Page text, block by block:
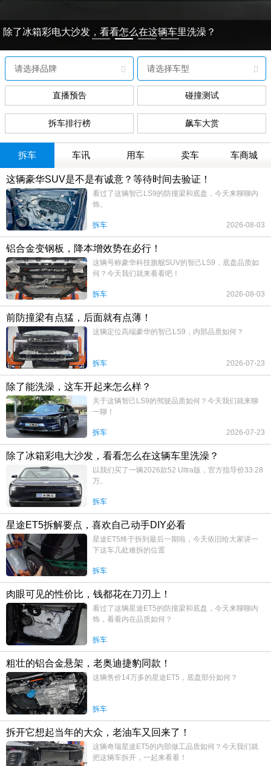
除了冰箱彩电大沙发，看看怎么在这辆车里洗澡？
直播预告 碰撞测试
拆车排行榜 飙车大赏
拆车 车讯 用车 卖车 车商城
这辆豪华SUV是不是有诚意？等待时间去验证！
看过了这辆智己LS9的防撞梁和底盘，今天来聊聊内
饰。
拆车 2026-08-03
铝合金变钢板，降本增效势在必行！
这辆号称豪华科技旗舰SUV的智己LS9，底盘品质如
何？今天我们就来看看吧！
拆车 2026-08-03
前防撞梁有点猛，后面就有点薄！
这辆定位高端豪华的智己LS9，内部品质如何？
拆车 2026-07-23
除了能洗澡，这车开起来怎么样？
关于这辆智己LS9的驾驶品质如何？今天我们就来聊
一聊！
拆车 2026-07-23
除了冰箱彩电大沙发，看看怎么在这辆车里洗澡？
以我们买了一辆2026款52 Ultra版，官方指导价33.28
万。
拆车
星途ET5拆解要点，喜欢自己动手DIY必看
星途ET5终于拆到最后一期啦，今天依旧给大家讲一
下这车几处难拆的位置
拆车
肉眼可见的性价比，钱都花在刀刃上！
看过了这辆星途ET5的防撞梁和底盘，今天来聊聊内
饰，看看内在品质如何？
拆车
粗壮的铝合金悬架，老奥迪捷豹同款！
这辆售价14万多的星途ET5，底盘部分如何？
拆车
拆开它想起当年的大众，老油车又回来了！
这辆奇瑞星途ET5的内部做工品质如何？今天我们就
把这辆车拆开，一起来看看！